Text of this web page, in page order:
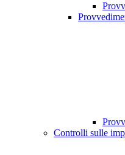
Controlli sulle